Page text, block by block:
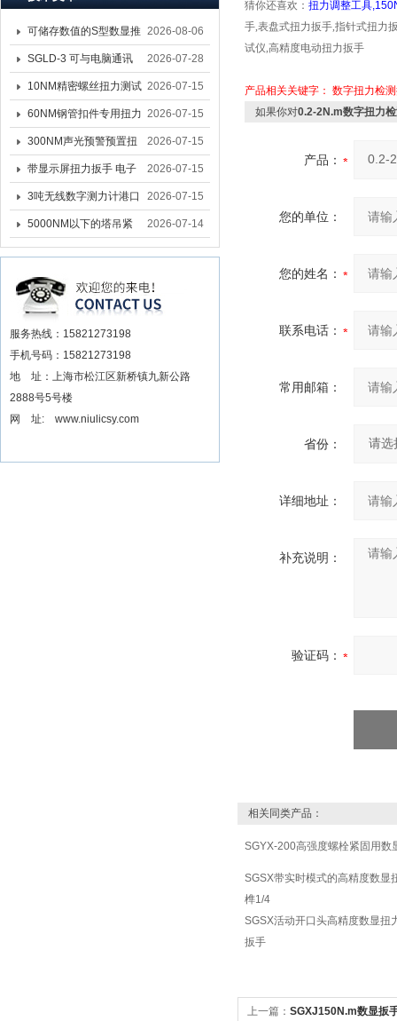
可储存数值的S型数显推
拉力计 SGSF-100外置
式测力计
2026-08-06
SGLD-3 可与电脑通讯
的无线测力计 0.03-3T化
工行业用遥控式推拉力
计
2026-07-28
10NM精密螺丝扭力测试
专用扭矩扳手,产线质检
螺丝扭力专用扳手厂家
2026-07-15
60NM钢管扣件专用扭力
扳手 脚手架扭力检测扳
手 工地扣件扭矩扳手品
牌
2026-07-15
300NM声光预警预置扭
力扳手 工业紧固专用数
显扭力工具厂家
2026-07-15
带显示屏扭力扳手 电子
数显扭力扳手 20NM精
准可调力矩扳手品牌
2026-07-15
3吨无线数字测力计港口
吊装专用
2026-07-15
5000NM以下的塔吊紧
固大扭力电动扳手 塔机
安装电动扳手厂家
2026-07-14
服务热线：15821273198
手机号码：15821273198
地 址：上海市松江区新桥镇九新公路
2888号5号楼
网 址: www.niulicsy.com
猜你还喜欢： 扭力调整工具
手,表盘式扭力扳手,指针式扭力
试仪,高精度电动扭力扳手
产品相关关键字： 数字扭力检
如果你对0.2-2N.m数字扭力
产品：
您的单位：
您的姓名：
联系电话：
常用邮箱：
省份：
详细地址：
补充说明：
验证码：
相关同类产品：
SGYX-200高强度螺栓紧固用数
SGSX带实时模式的高精度数显
榫1/4
SGSX活动开口头高精度数显扭
扳手
上一篇： SGXJ150N.m数显扳